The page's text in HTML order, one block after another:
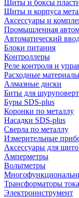
Щиты и боксы
Щиты и корпуса
Аксессуары и
Промышленная
Автоматический
Блоки питания
Контроллеры
Реле контроля и
Расходные
Алмазные диски
Биты для
Буры SDS-plus
Коронки по металлу
Насадки SDS-plus
Сверла по металлу
Измерительные
Аксессуары для
Амперметры
Вольтметры
Трансформаторы тока
Электроинструмент